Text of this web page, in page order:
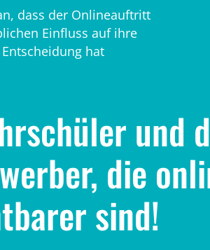
dass der Onlineauftritt
Einfluss auf ihre
Entscheidung hat
und
die
sind!